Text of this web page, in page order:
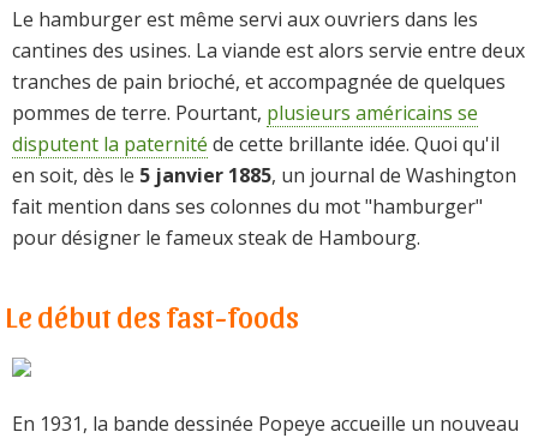
Le hamburger est même servi aux ouvriers dans les
cantines des usines. La viande est alors servie entre deux
tranches de pain brioché, et accompagnée de quelques
pommes de terre. Pourtant, plusieurs américains se
disputent la paternité de cette brillante idée. Quoi qu'il
en soit, dès le 5 janvier 1885, un journal de Washington
fait mention dans ses colonnes du mot "hamburger"
pour désigner le fameux steak de Hambourg.
Le début des fast-foods
En 1931, la bande dessinée Popeye accueille un nouveau